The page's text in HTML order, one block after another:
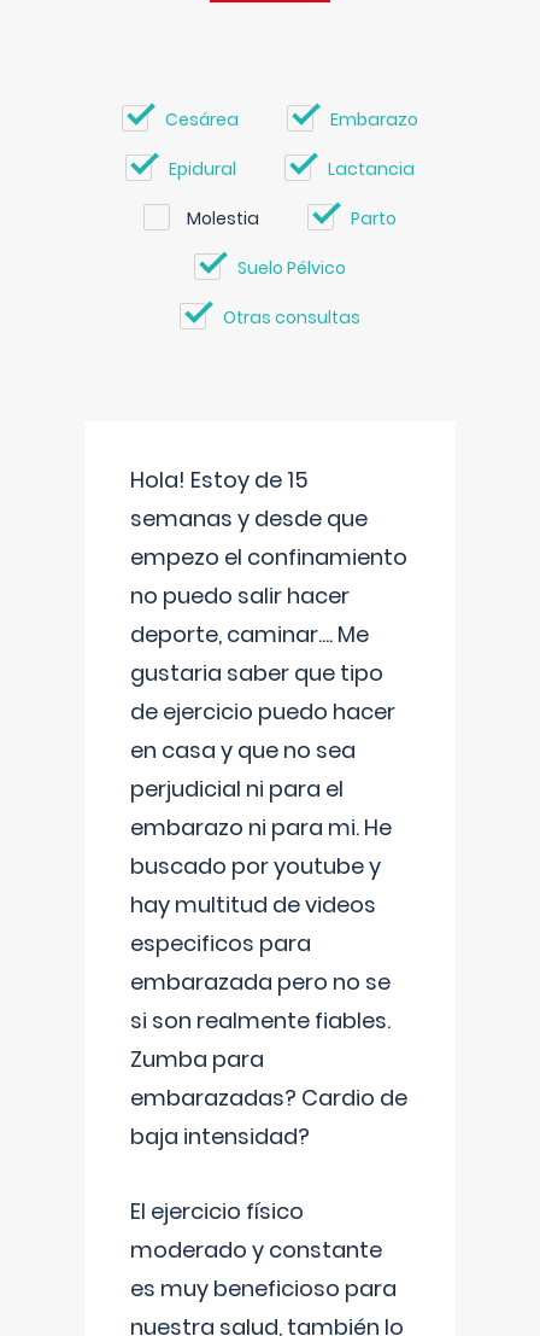
Cesárea Embarazo
Epidural Lactancia
Molestia Parto
Suelo Pélvico
Otras consultas
Hola! Estoy de 15
semanas y desde que
empezo el confinamiento
no puedo salir hacer
deporte, caminar.... Me
gustaria saber que tipo
de ejercicio puedo hacer
en casa y que no sea
perjudicial ni para el
embarazo ni para mi. He
buscado por youtube y
hay multitud de videos
especificos para
embarazada pero no se
si son realmente fiables.
Zumba para
embarazadas? Cardio de
baja intensidad?
El ejercicio físico
moderado y constante
es muy beneficioso para
nuestra salud, también lo